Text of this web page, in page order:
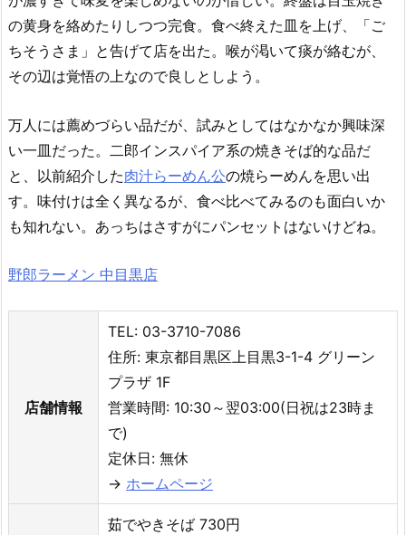
の黄身を絡めたりしつつ完食。食べ終えた皿を上げ、「ご
ちそうさま」と告げて店を出た。喉が渇いて痰が絡むが、
その辺は覚悟の上なので良しとしよう。
万人には薦めづらい品だが、試みとしてはなかなか興味深
い一皿だった。二郎インスパイア系の焼きそば的な品だ
と、以前紹介した肉汁らーめん公の焼らーめんを思い出
す。味付けは全く異なるが、食べ比べてみるのも面白いか
も知れない。あっちはさすがにパンセットはないけどね。
野郎ラーメン 中目黒店
店舗情報
TEL: 03-3710-7086
住所: 東京都目黒区上目黒3-1-4 グリーン
プラザ 1F
営業時間: 10:30～翌03:00(日祝は23時ま
で)
定休日: 無休
→ ホームページ
茹でやきそば 730円